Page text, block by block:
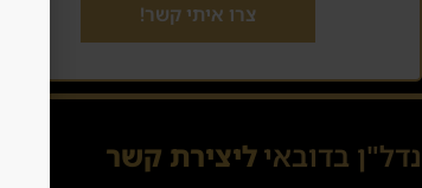
צרו איתי קשר!
נדל"ן בדובאיליצירת קשר